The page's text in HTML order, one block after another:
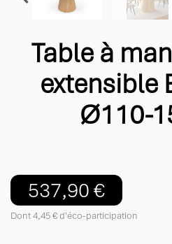
Table à
extensible
Ø110-
537,90 €
Dont 4,45 € d'éco-participation